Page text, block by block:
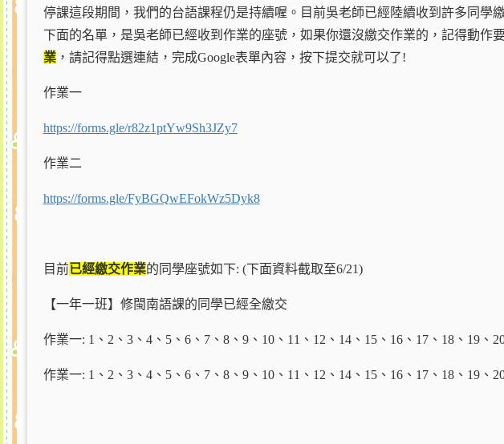
停課這段期間，我們的台語課程仍是持續喔。目前吳老師已經陸續收到許多同學
下面的名單，是吳老師已經收到作業的座號，如果你還沒繳交作業的，記得動作
業，請記得點選連結，完成Google表單內容，按下提交就可以了!
作業一
https://forms.gle/r82z1ptYw9Sh3JZy7
作業二
https://forms.gle/FyBGQwEFokWz5Dyk8
目前已經繳交作業的同學座號如下: (下面資料截取至6/21)
【一年一班】修閩南語課的同學已經全繳交
作業一: 1 、2、3、4、5、6、7、8、9、10、11、12、14、15、16、17、18、19、
作業一: 1 、2、3、4、5、6、7、8、9、10、11、12、14、15、16、17、18、19、